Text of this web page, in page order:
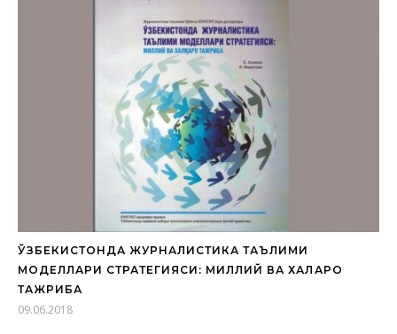
ЎЗБЕКИСТОНДА ЖУРНАЛИСТИКА ТАЪЛИМИ
МОДЕЛЛАРИ СТРАТЕГИЯСИ: МИЛЛИЙ ВА ХАЛҚАРО
ТАЖРИБА
09.06.2018